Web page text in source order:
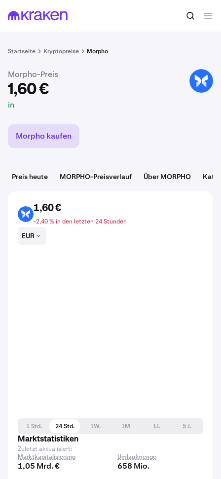
Startseite Kryptopreise Morpho
1,60 € MORPHO kaufen
Morpho-Preis
1,60 €
in
MORPHO
Morpho kaufen
Preis heute MORPHO-Preisverlauf Über MORPHO
MORPHO
1,60 €
-2,40 % in den letzten 24 Stunden
EUR
1 Std. 24 Std. 1W. 1M 1J.
5 J.
Marktstatistiken
Zuletzt aktualisiert:
Marktkapitalisierung
1,05 Mrd. €
Umlaufmenge
658 Mio.